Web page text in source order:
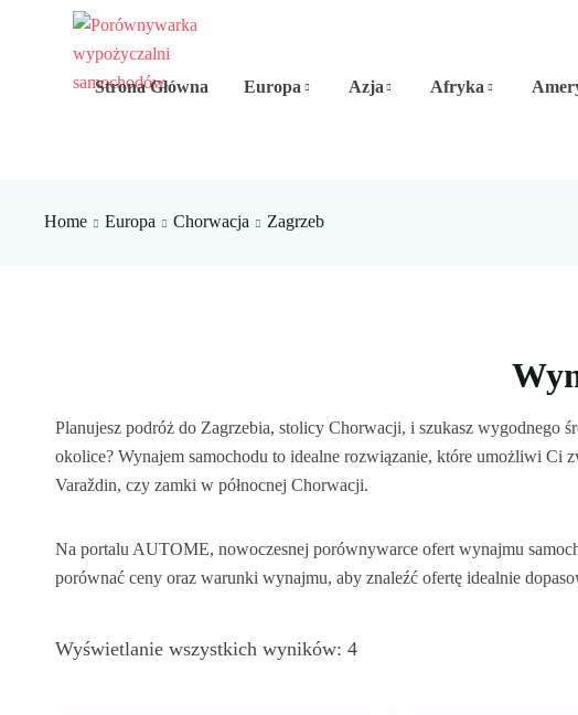
Strona Główna Europa Azja Afryka
Home Europa Chorwacja Zagrzeb
Planujesz podróż do Zagrzebia, stolicy Chorwacji, i szukasz wygodnego
okolice? Wynajem samochodu to idealne rozwiązanie, które umożliwi Ci
Varaždin, czy zamki w północnej Chorwacji.
Na portalu AUTOME, nowoczesnej porównywarce ofert wynajmu
porównać ceny oraz warunki wynajmu, aby znaleźć ofertę idealnie
Wyświetlanie wszystkich wyników: 4